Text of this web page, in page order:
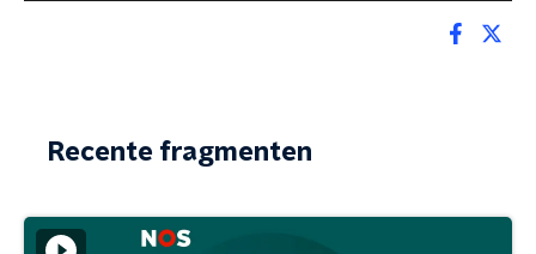
Recente fragmenten